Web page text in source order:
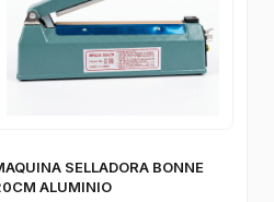
SELLADORA BONNE
ALUMINIO